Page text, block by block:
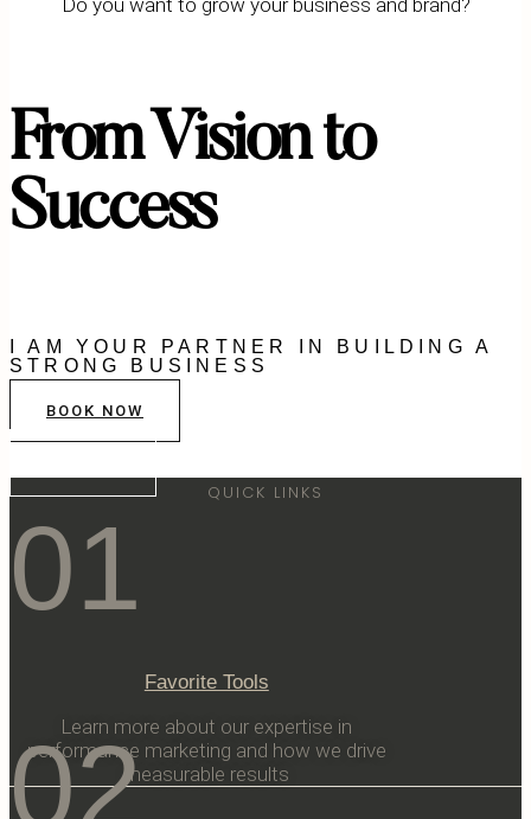
Do you want to grow your business and brand?
From Vision to
Success
I AM YOUR PARTNER IN BUILDING A
STRONG BUSINESS
BOOK NOW
QUICK LINKS
01
Favorite Tools
Learn more about our expertise in
performance marketing and how we drive
measurable results
02